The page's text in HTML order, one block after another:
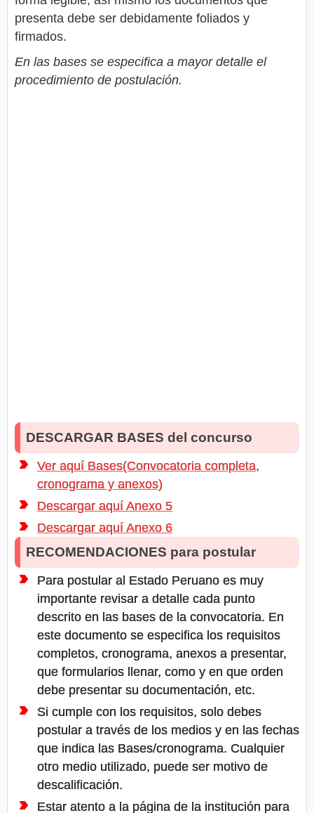
presenta debe ser debidamente foliados y
firmados.
En las bases se especifica a mayor detalle el
procedimiento de postulación.
DESCARGAR BASES del concurso
Ver aquí Bases(Convocatoria completa,
cronograma y anexos)
Descargar aquí Anexo 5
Descargar aquí Anexo 6
RECOMENDACIONES para postular
Para postular al Estado Peruano es muy
importante revisar a detalle cada punto
descrito en las bases de la convocatoria. En
este documento se especifica los requisitos
completos, cronograma, anexos a presentar,
que formularios llenar, como y en que orden
debe presentar su documentación, etc.
Si cumple con los requisitos, solo debes
postular a través de los medios y en las fechas
que indica las Bases/cronograma. Cualquier
otro medio utilizado, puede ser motivo de
descalificación.
Estar atento a la página de la institución para